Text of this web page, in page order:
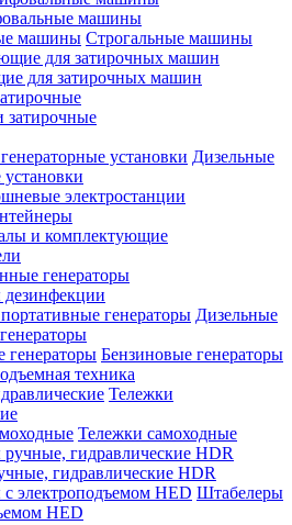
машины
Строгальные машины
для затирочных машин
затирочные
Дизельные
установки
электростанции
и комплектующие
генераторы
Дизельные
Бензиновые генераторы
техника
Тележки
Тележки самоходные
гидравлические HDR
Штабелеры
HED